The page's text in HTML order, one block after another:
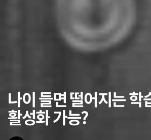
나이 들면 떨어지는 학
활성화 가능?